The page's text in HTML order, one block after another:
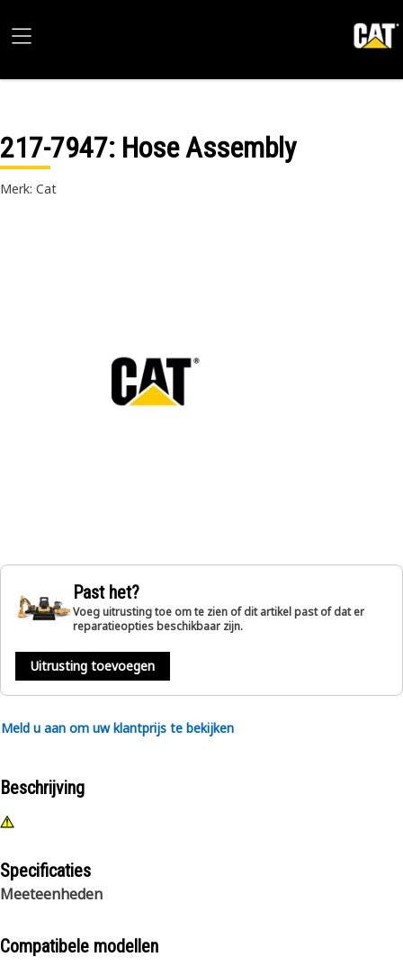
217-7947: Hose Assembly
Merk: Cat
Past het?
Voeg uitrusting toe om te zien of dit artikel past of dat er
reparatieopties beschikbaar zijn.
Uitrusting toevoegen
Meld u aan om uw klantprijs te bekijken
Beschrijving
Specificaties
Meeteenheden
Compatibele modellen